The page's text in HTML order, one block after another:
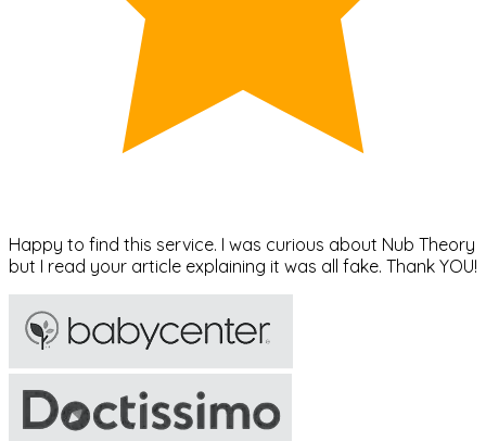
Happy to find this service. I was curious about Nub Theory
but I read your article explaining it was all fake. Thank YOU!